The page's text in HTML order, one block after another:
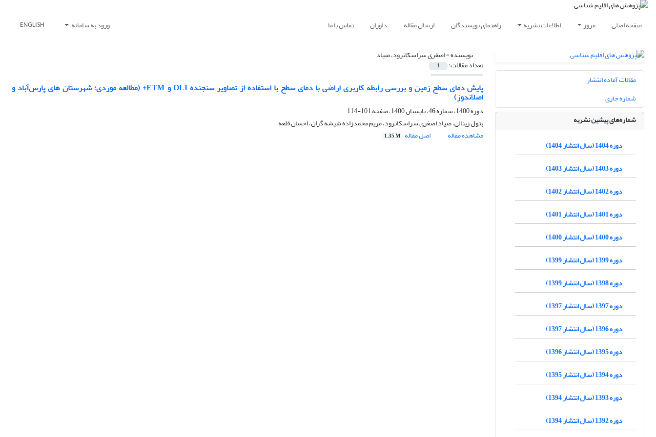
صفحه اصلی مرور اطلاعات نشریه راهنمای نویسندگان ارسال مقاله داوران تماس با ما ورود به سامانه ENGLISH
نویسنده =اصغری سراسکانرود، صیاد
تعداد مقالات: 1
پایش دمای سطح زمین و بررسی رابطه کاربری اراضی با دمای سطح با استفاده از تصاویر سنجنده OLI و ETM+ (مطالعه موردی: شهرستان های پارس‌آباد و
اصلاندوز)
دوره 1400، شماره 46، تابستان 1400، صفحه
101-114
بتول زینالی، صیاد اصغری سراسکانرود، مریم محمدزاده شیشه گران، احسان قلعه
مشاهده مقاله
اصل مقاله 1.35 M
مقالات آماده انتشار
شماره جاری
شماره‌های پیشین نشریه
دوره 1404 (سال انتشار 1404)
دوره 1403 (سال انتشار 1403)
دوره 1402 (سال انتشار 1402)
دوره 1401 (سال انتشار 1401)
دوره 1400 (سال انتشار 1400)
دوره 1399 (سال انتشار 1399)
دوره 1398 (سال انتشار 1399)
دوره 1397 (سال انتشار 1397)
دوره 1396 (سال انتشار 1397)
دوره 1395 (سال انتشار 1396)
دوره 1394 (سال انتشار 1395)
دوره 1393 (سال انتشار 1394)
دوره 1392 (سال انتشار 1394)